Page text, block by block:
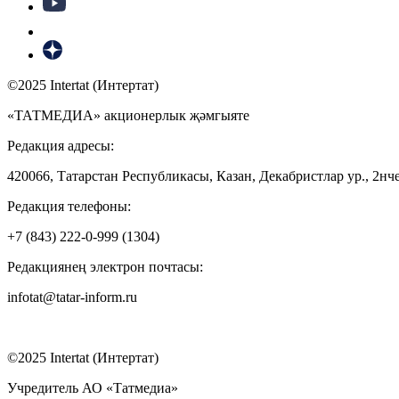
©2025 Intertat (Интертат)
«ТАТМЕДИА» акционерлык җәмгыяте
Редакция адресы:
420066, Татарстан Республикасы, Казан, Декабристлар ур.,
Редакция телефоны:
+7 (843) 222-0-999 (1304)
Редакциянең электрон почтасы:
infotat@tatar-inform.ru
©2025 Intertat (Интертат)
Учредитель АО «Татмедиа»